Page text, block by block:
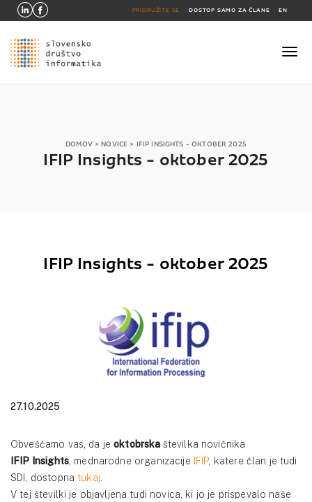
PRIDRUŽITE SE DOSTOP SAMO ZA ČLANE EN
DOMOV> NOVICE > IFIP INSIGHTS - OKTOBER 2025
IFIP Insights - oktober 2025
IFIP Insights - oktober 2025
27.10.2025
Obveščamo vas, da jeoktobrska številka novičnika
IFIP Insights, mednarodne organizacije IFIP, katere član je tudi
SDI, dostopna tukaj.
V tej številki je objavljena tudi novica, ki jo je prispevalo naše